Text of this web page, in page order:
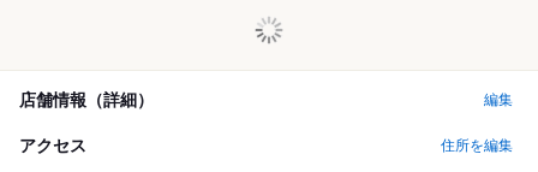
店舗情報（詳細） 編集
アクセス 住所を編集